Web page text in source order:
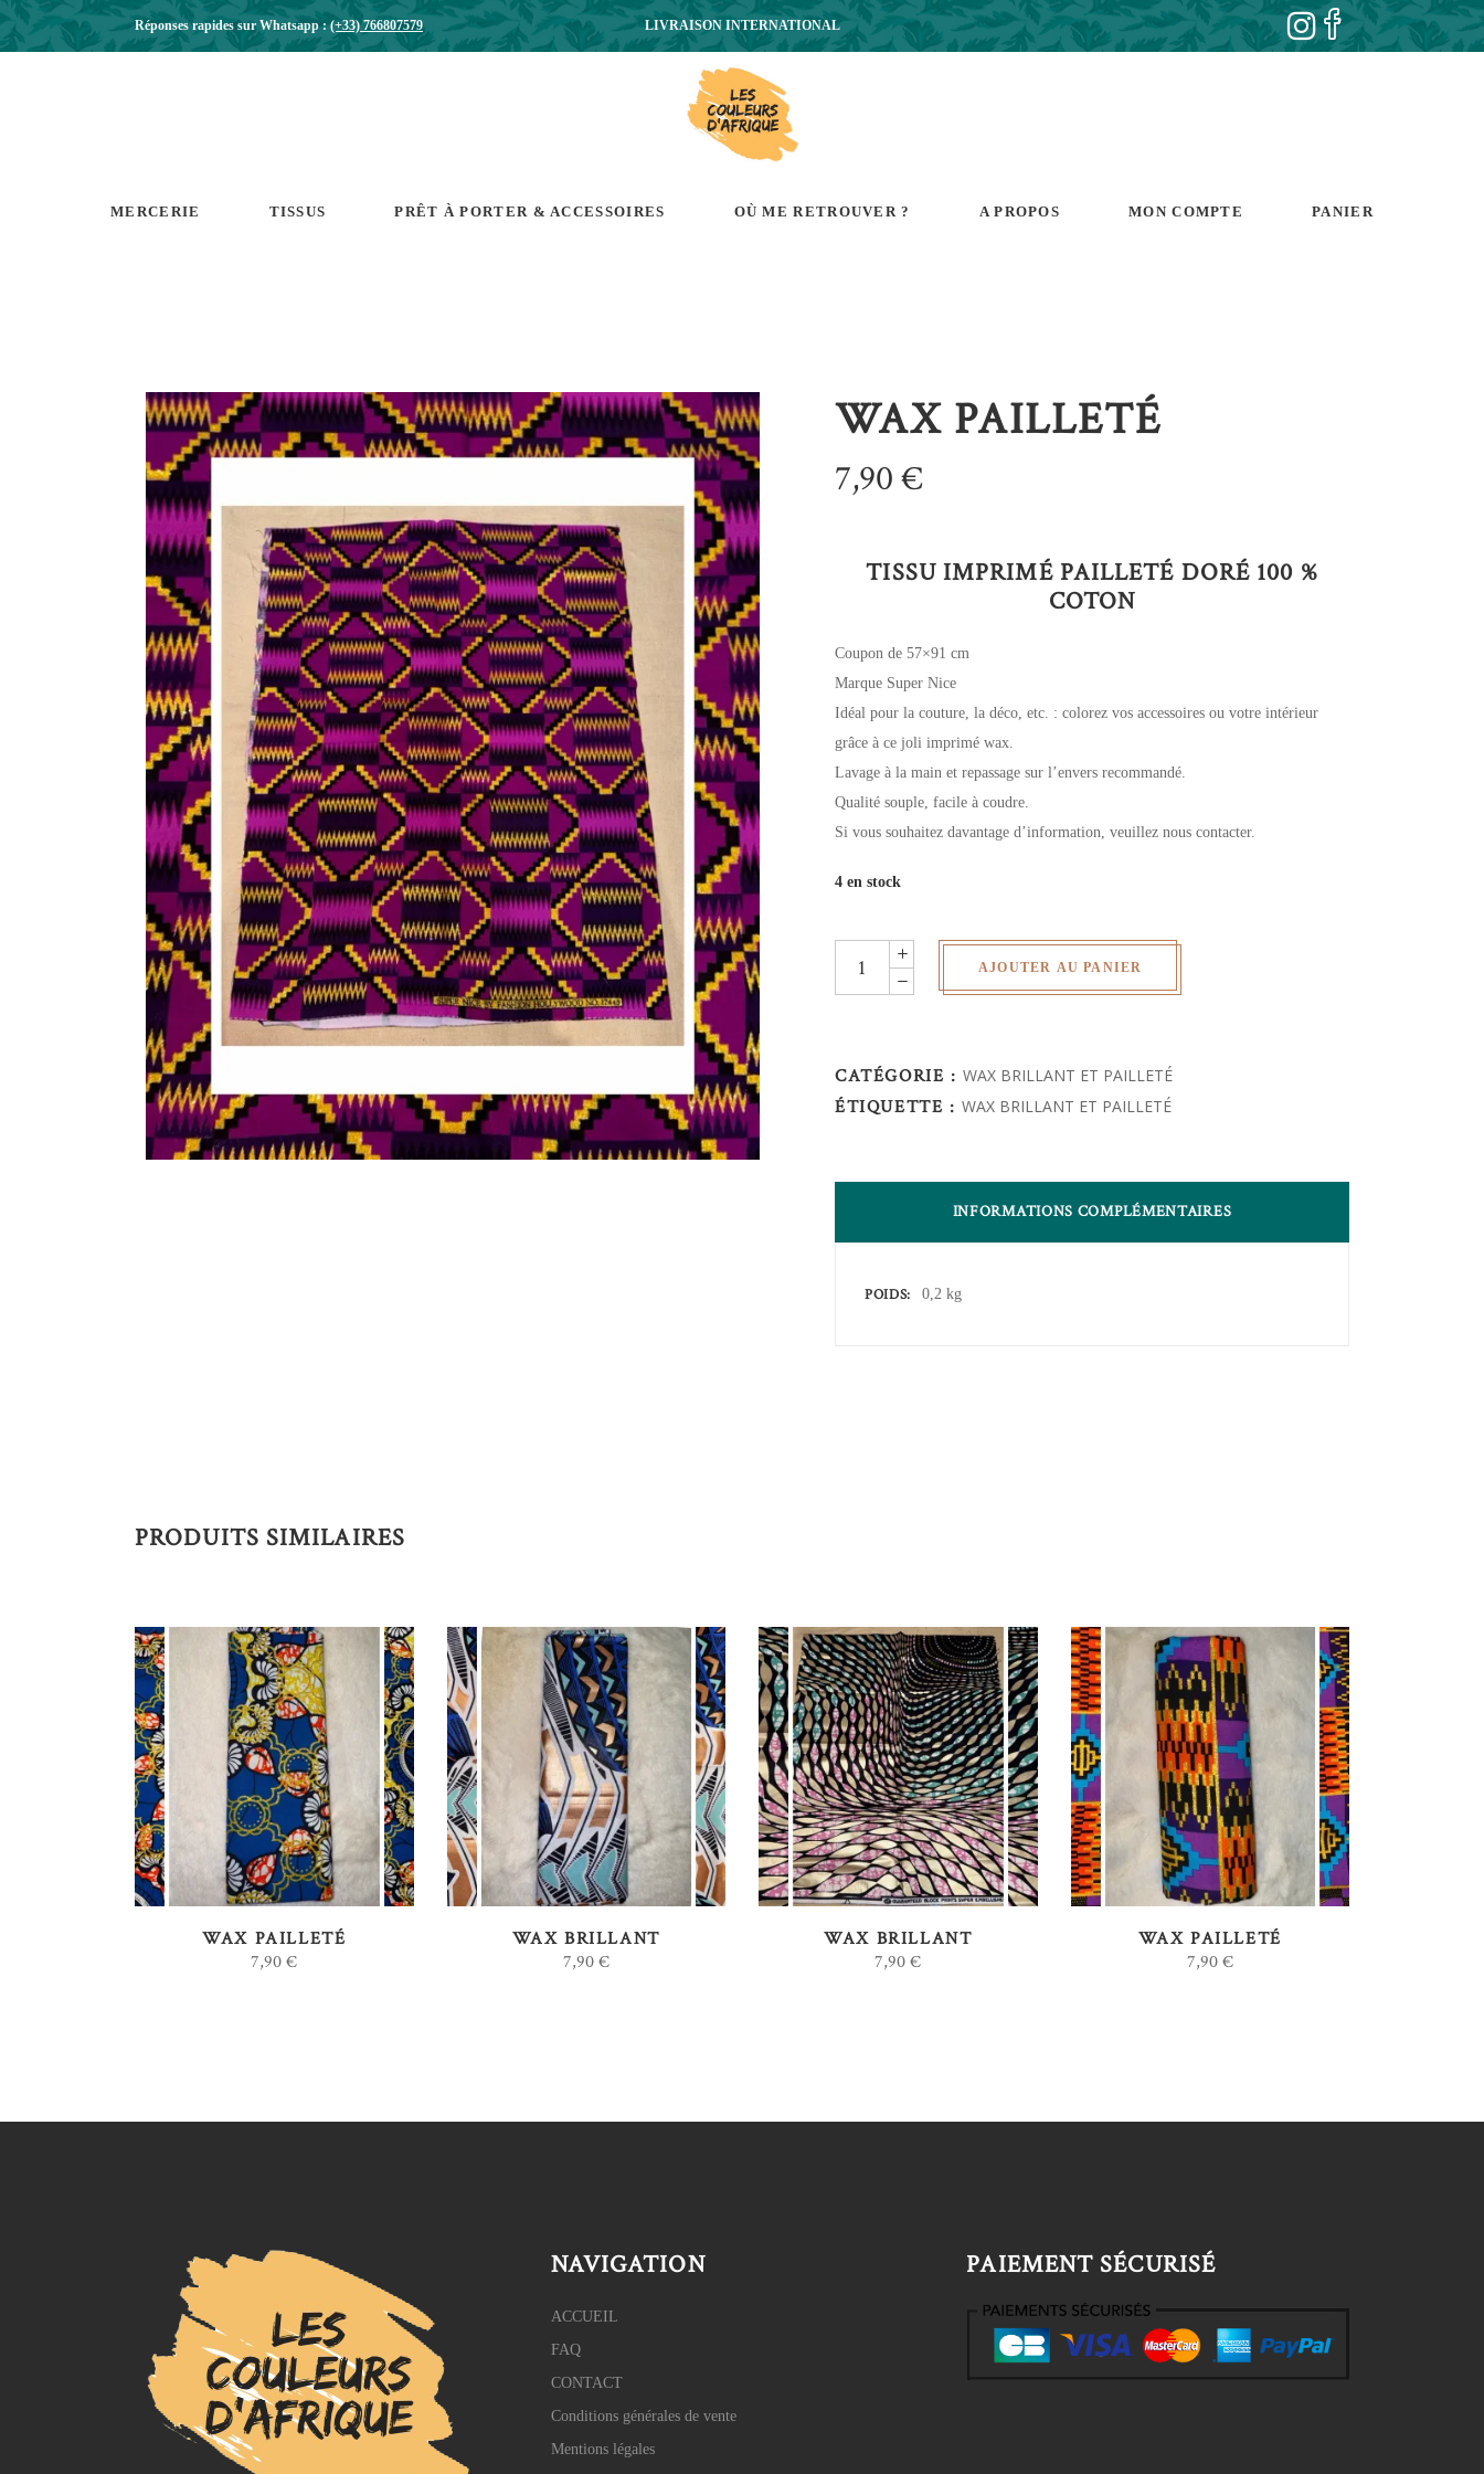
Réponses rapides sur Whatsapp :(+33) 766807579 LIVRAISON INTERNATIONAL
MERCERIE TISSUS PRÊT À PORTER & ACCESSOIRES OÙ ME RETROUVER ? A PROPOS MON COMPTE PANIER
WAX PAILLETÉ
7,90€
TISSU IMPRIMÉ PAILLETÉ DORÉ 100 %
COTON
Coupon de 57×91 cm
Marque Super Nice
Idéal pour la couture, la déco, etc. : colorez vos accessoires ou votre intérieur
grâce à ce joli imprimé wax.
Lavage à la main et repassage sur l’envers recommandé.
Qualité souple, facile à coudre.
Si vous souhaitez davantage d’information, veuillez nous contacter.
4 en stock
AJOUTER AU PANIER
CATÉGORIE :WAX BRILLANT ET PAILLETÉ
ÉTIQUETTE :WAX BRILLANT ET PAILLETÉ
INFORMATIONS COMPLÉMENTAIRES
POIDS 0,2 kg
PRODUITS SIMILAIRES
AJOUTER AU PANIER
WAX PAILLETÉ
7,90€
AJOUTER AU PANIER
WAX BRILLANT
7,90€
AJOUTER AU PANIER
WAX BRILLANT
7,90€
AJOUTER AU PANIER
WAX PAILLETÉ
7,90€
NAVIGATION
ACCUEIL
FAQ
CONTACT
Conditions générales de vente
Mentions légales
PAIEMENT SÉCURISÉ